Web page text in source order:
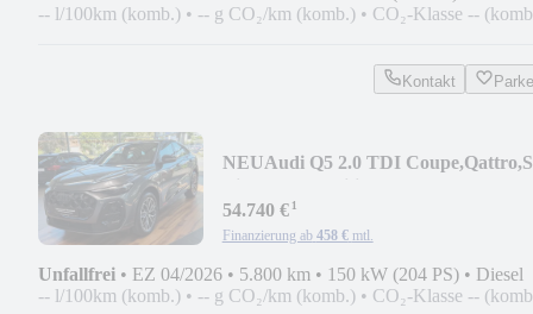
-- l/100km (komb.) • -- g CO₂/km (komb.) • CO₂-Klasse --
Kontakt
NEUAudi Q5 2.0 TDI
54.740 €¹
Finanzierung ab 458 € mtl.
Unfallfrei • EZ 04/2026 • 5.800 km • 150 kW (204 PS) • Diesel
-- l/100km (komb.) • -- g CO₂/km (komb.) • CO₂-Klasse --